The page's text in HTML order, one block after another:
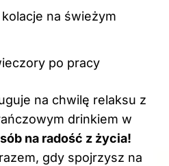
na świeżym
po pracy
na chwilę relaksu z
drinkiem w
na radość z życia!
gdy spojrzysz na